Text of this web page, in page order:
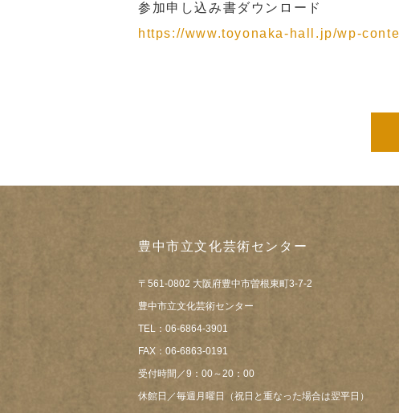
参加申し込み書ダウンロード
https://www.toyonaka-hall.jp/wp-
豊中市立文化芸術センター
〒561-0802 大阪府豊中市曽根東町3-7-2
豊中市立文化芸術センター
TEL：06-6864-3901
FAX：06-6863-0191
受付時間／9：00～20：00
休館日／毎週月曜日（祝日と重なった場合は翌平日）